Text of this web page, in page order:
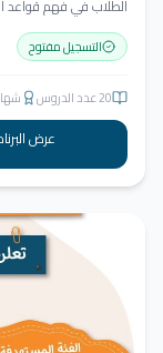
الطلاب في فهم قواعد
أساسيات النحو بطريقة
واحتياجاتهم.
التسجيل مفتوح
20عدد الدروس
عرض